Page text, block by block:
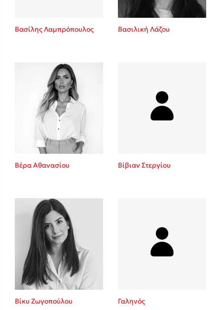
Δανάη Δεληγεώργη
Mel Robbins
Η μέθοδος Αφήστε τους
Δημοφιλείς Συγγραφείς
Φυστίκι ΠουΚυλάει
Παύλος Καστανάς
El Sombrero
Στέφανος Ξενάκης
Sebastian Fitzek
Βασίλης Λαμπρόπουλος Βασιλική Λάζου
Βέρα Αθανασίου Βίβιαν Στεργίου
Βίκυ Ζωγοπούλου Γαληνός